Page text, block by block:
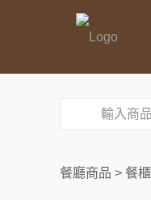
餐廳商品 > 餐櫃